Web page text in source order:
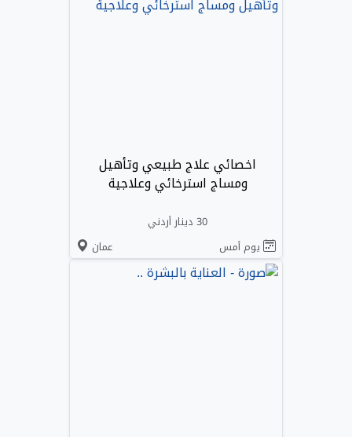
اخصائي علاج طبيعي وتأهيل
ومساج استرخائي وعلاجية
30 دينار أردني
يوم أمس
عمان